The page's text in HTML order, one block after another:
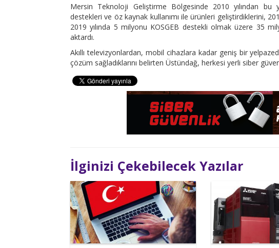
Mersin Teknoloji Geliştirme Bölgesinde 2010 yılından
destekleri ve öz kaynak kullanımı ile ürünleri geliştirdiklerini,
2019 yılında 5 milyonu KOSGEB destekli olmak üzere 35
aktardı.
Akıllı televizyonlardan, mobil cihazlara kadar geniş bir
çözüm sağladıklarını belirten Üstündağ, herkesi yerli siber
İlginizi Çekebilecek Yazılar